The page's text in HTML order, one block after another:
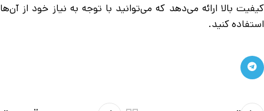
کیفیت بالا ارائه می‌دهد که می‌توانید با توجه به نیاز خود از آن‌ها
استفاده کنید.